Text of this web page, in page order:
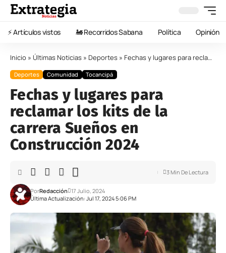
⚡️ Artículos vistos 🚂 Recorridos Sabana Política Opinión
Inicio » Últimas Noticias » Deportes » Fechas y lugares para reclamar los kits de la carrera Sueños en Construcción 2024
Deportes Comunidad Tocancipá
Fechas y lugares para
reclamar los kits de la
carrera Sueños en
Construcción 2024
Última Actualización: Jul 17, 2024 5:06 PM
PorRedacción 17 Julio, 2024
3 Min De Lectura